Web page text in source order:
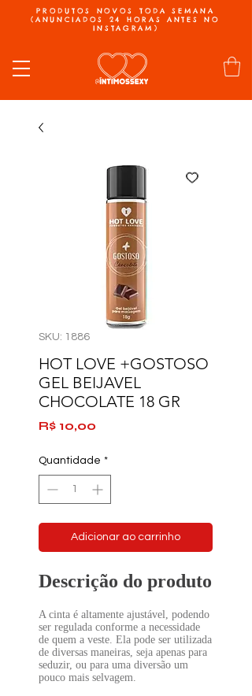
PRODUTOS NOVOS TODA SEMANA
(ANUNCIADOS 24 HORAS ANTES NO
INSTAGRAM)
SKU: 1886
HOT LOVE +GOSTOSO
GEL BEIJAVEL
CHOCOLATE 18 GR
R$ 10,00
Quantidade *
Adicionar ao carrinho
Descrição do produto
A cinta é altamente ajustável, podendo
ser regulada conforme a necessidade
de quem a veste. Ela pode ser utilizada
de diversas maneiras, seja apenas para
seduzir, ou para uma diversão um
pouco mais selvagem.